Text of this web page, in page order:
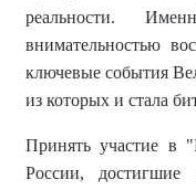
реальности.
внимательностью
ключевые события
из которых и стала
Принять участие в
России,